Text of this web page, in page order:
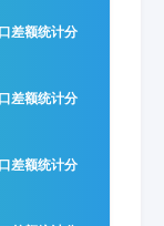
差额统计分
差额统计分
差额统计分